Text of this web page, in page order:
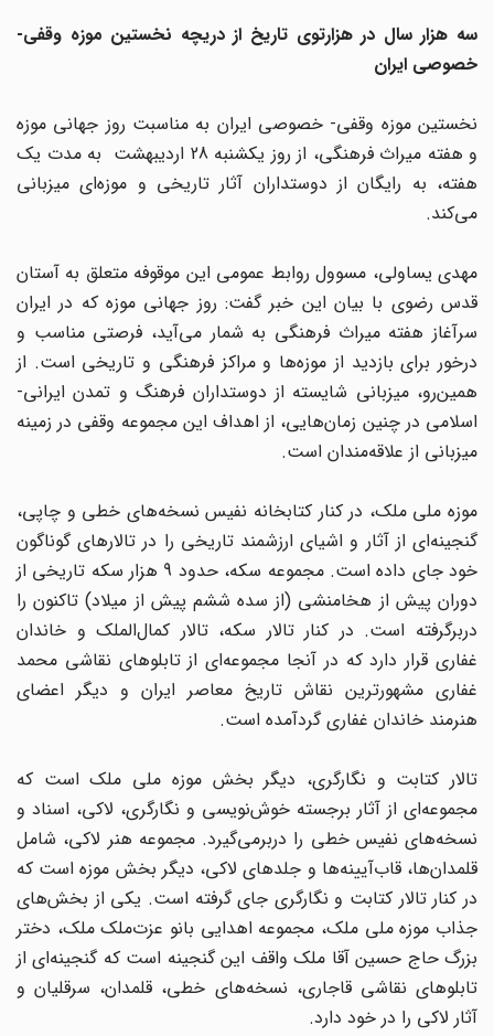
سه هزار سال در هزارتوی تاریخ از دریچه نخستین موزه وقفی-
خصوصی ایران
نخستین موزه وقفی- خصوصی ایران به مناسبت روز جهانی موزه
و هفته میراث فرهنگی، از روز یکشنبه 28 اردیبهشت به مدت یک
هفته، به رایگان از دوستداران آثار تاریخی و موزه‌ای میزبانی
می‌کند.
مهدی یساولی، مسوول روابط عمومی این موقوفه متعلق به آستان
قدس رضوی با بیان این خبر گفت: روز جهانی موزه که در ایران
سرآغاز هفته میراث فرهنگی به شمار می‌آید، فرصتی مناسب و
درخور برای بازدید از موزه‌ها و مراکز فرهنگی و تاریخی است. از
همین‌رو، میزبانی شایسته از دوستداران فرهنگ و تمدن ایرانی-
اسلامی در چنین زمان‌هایی، از اهداف این مجموعه وقفی در زمینه
میزبانی از علاقه‌مندان است.
موزه ملی ملک، در کنار کتابخانه نفیس نسخه‌های خطی و چاپی،
گنجینه‌ای از آثار و اشیای ارزشمند تاریخی را در تالارهای گوناگون
خود جای داده است. مجموعه سکه، حدود 9 هزار سکه تاریخی از
دوران پیش از هخامنشی (از سده ششم پیش از میلاد) تاکنون را
دربرگرفته است. در کنار تالار سکه، تالار کمال‌الملک و خاندان
غفاری قرار دارد که در آنجا مجموعه‌ای از تابلوهای نقاشی محمد
غفاری مشهورترین نقاش تاریخ معاصر ایران و دیگر اعضای
هنرمند خاندان غفاری گردآمده است.
تالار کتابت و نگارگری، دیگر بخش موزه ملی ملک است که
مجموعه‌ای از آثار برجسته خوش‌نویسی و نگارگری، لاکی، اسناد و
نسخه‌های نفیس خطی را دربرمی‌گیرد. مجموعه هنر لاکی، شامل
قلمدان‌ها، قاب‌آیینه‌ها و جلدهای لاکی، دیگر بخش موزه است که
در کنار تالار کتابت و نگارگری جای گرفته است. یکی از بخش‌های
جذاب موزه ملی ملک، مجموعه اهدایی بانو عزت‌ملک ملک، دختر
بزرگ حاج حسین آقا ملک واقف این گنجینه است که گنجینه‌ای از
تابلوهای نقاشی قاجاری، نسخه‌های خطی، قلمدان، سرقلیان و
آثار لاکی را در خود دارد.